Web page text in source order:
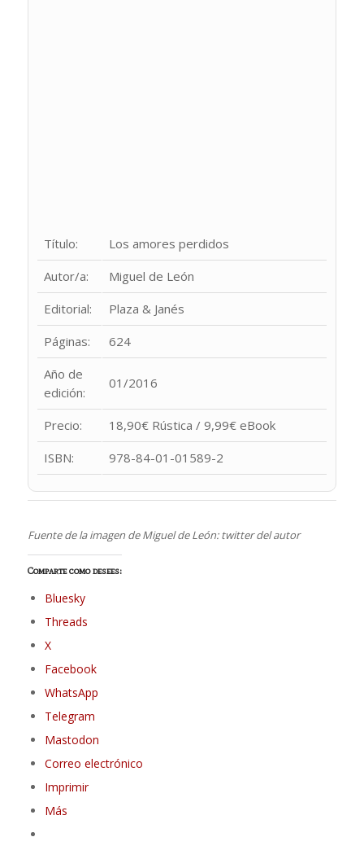
Título:
Los amores perdidos
Autor/a:
Miguel de León
Editorial:
Plaza & Janés
Páginas:
624
Año de
edición:
01/2016
Precio:
18,90€ Rústica / 9,99€ eBook
ISBN:
978-84-01-01589-2
Fuente de la imagen de Miguel de León: twitter del autor
Comparte como desees:
Bluesky
Threads
X
Facebook
WhatsApp
Telegram
Mastodon
Correo electrónico
Imprimir
Más